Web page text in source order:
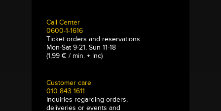
Call Center
0600-1-1616
Ticket orders and reservations.
Mon-Sat 9-21, Sun 11-18
(1,99 € / min. + lnc)
Customer care
010 843 1611
Inquiries regarding orders,
deliveries or events and